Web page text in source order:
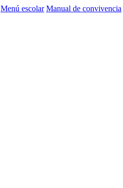
Menú escolar Manual de convivencia